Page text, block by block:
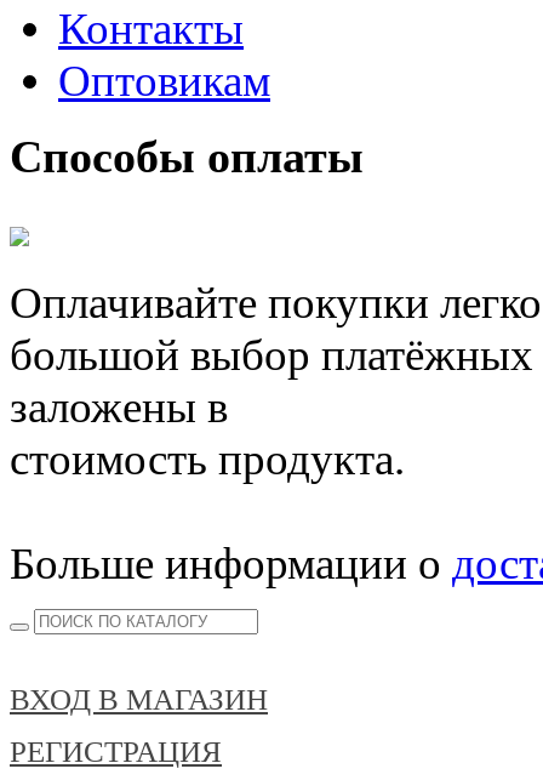
Контакты
Оптовикам
Способы оплаты
Оплачивайте покупки
большой выбор
заложены в
стоимость продукта.
Больше информации о
ВХОД В МАГАЗИН
РЕГИСТРАЦИЯ